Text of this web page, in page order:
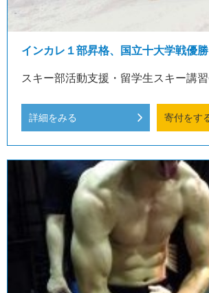
インカレ１部昇格、国立十大学戦優
スキー部活動支援・留学生スキー講
詳細をみる 寄付をす